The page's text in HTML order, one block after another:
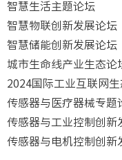
智慧生活主题论坛
智慧物联创新发展论坛
智慧储能创新发展论坛
城市生命线产业生态论
2024国际工业互联网
传感器与医疗器械专题
传感器与工业控制创新
传感器与电机控制创新